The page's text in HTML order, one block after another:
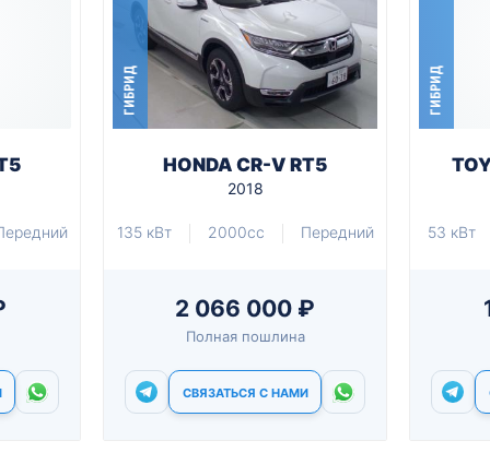
ГИБРИД
HONDA CR-V RT5
2018
135 кВт 2000cc Передний
2 066 000 ₽
Полная пошлина
СВЯЗАТЬСЯ С НАМИ
ГИБРИД
53 кВт